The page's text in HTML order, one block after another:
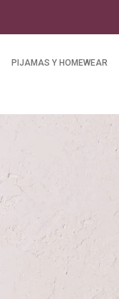
PIJAMAS Y HOMEWEAR